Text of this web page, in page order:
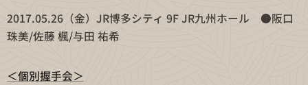
2017.05.26（金）JR博多シティ 9F JR九州ホール ●阪口
珠美/佐藤 楓/与田 祐希
＜個別握手会＞